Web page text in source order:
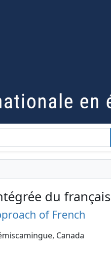
du français
of French
Canada